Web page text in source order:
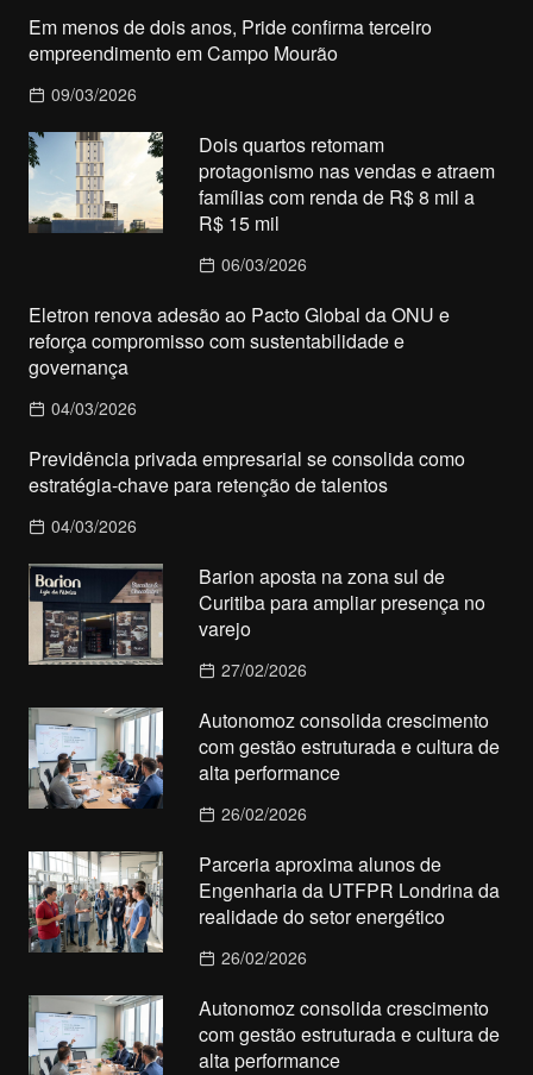
Em menos de dois anos, Pride confirma terceiro
empreendimento em Campo Mourão
09/03/2026
Dois quartos retomam
protagonismo nas vendas e atraem
famílias com renda de R$ 8 mil a
R$ 15 mil
06/03/2026
Eletron renova adesão ao Pacto Global da ONU e
reforça compromisso com sustentabilidade e
governança
04/03/2026
Previdência privada empresarial se consolida como
estratégia-chave para retenção de talentos
04/03/2026
Barion aposta na zona sul de
Curitiba para ampliar presença no
varejo
27/02/2026
Autonomoz consolida crescimento
com gestão estruturada e cultura de
alta performance
26/02/2026
Parceria aproxima alunos de
Engenharia da UTFPR Londrina da
realidade do setor energético
26/02/2026
Autonomoz consolida crescimento
com gestão estruturada e cultura de
alta performance